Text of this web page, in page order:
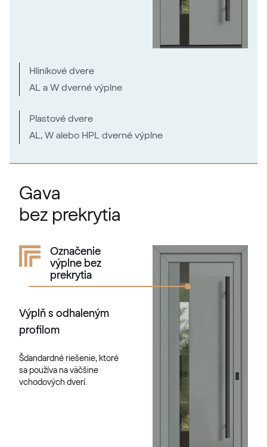
RAL 1028
RAL 1032
RAL 1032
RAL 1034
RAL 1034
RAL 1035
RAL 1035
RAL 1036
Hliníkové dvere
AL a W dverné výplne
Plastové dvere
AL, W alebo HPL dverné výplne
Gava
bez prekrytia
Označenie
výplne bez
prekrytia
Výplň s odhaleným
profilom
Šdandardné riešenie, ktoré
sa používa na väčšine
vchodových dverí.